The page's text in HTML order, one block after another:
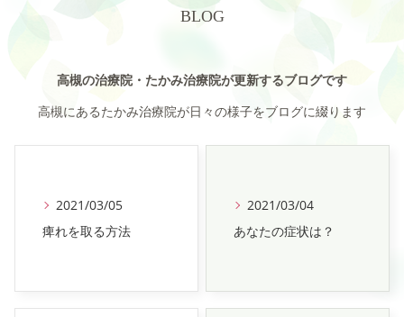
高槻の治療院・たかみ治療院が更新するブログです
BLOG
高槻にあるたかみ治療院が日々の様子をブログに綴ります
2021/03/05
痺れを取る方法
2021/03/04
あなたの症状は？